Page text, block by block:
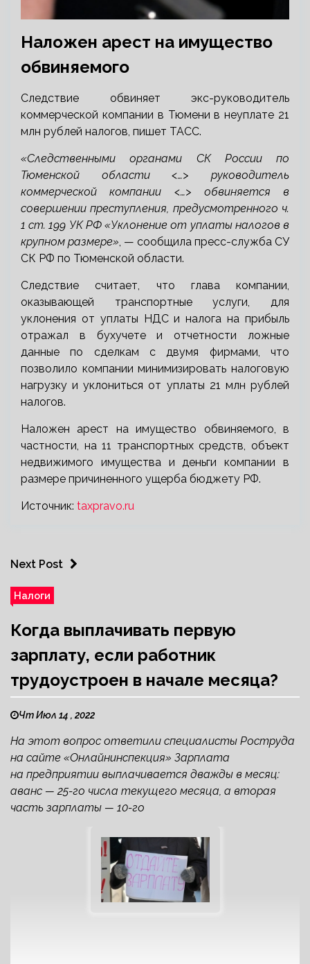
Наложен арест на имущество
обвиняемого
Следствие обвиняет экс-руководитель
коммерческой компании в Тюмени в неуплате 21
млн рублей налогов, пишет ТАСС.
«Следственными органами СК России по
Тюменской области <…> руководитель
коммерческой компании <…> обвиняется в
совершении преступления, предусмотренного ч.
1 ст. 199 УК РФ «Уклонение от уплаты налогов в
крупном размере», — сообщила пресс-служба СУ
СК РФ по Тюменской области.
Следствие считает, что глава компании,
оказывающей транспортные услуги, для
уклонения от уплаты НДС и налога на прибыль
отражал в бухучете и отчетности ложные
данные по сделкам с двумя фирмами, что
позволило компании минимизировать налоговую
нагрузку и уклониться от уплаты 21 млн рублей
налогов.
Наложен арест на имущество обвиняемого, в
частности, на 11 транспортных средств, объект
недвижимого имущества и деньги компании в
размере причиненного ущерба бюджету РФ.
Источник: taxpravo.ru
Next Post
Налоги
Когда выплачивать первую
зарплату, если работник
трудоустроен в начале месяца?
Чт Июл 14 , 2022
На этот вопрос ответили специалисты Роструда
на сайте «Онлайнинспекция» Зарплата
на предприятии выплачивается дважды в месяц:
аванс — 25-го числа текущего месяца, а вторая
часть зарплаты — 10-го